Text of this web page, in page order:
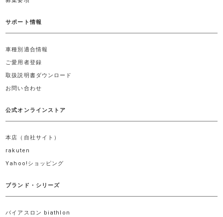
サポート情報
車種別適合情報
ご愛用者登録
取扱説明書ダウンロード
お問い合わせ
公式オンラインストア
本店（自社サイト）
rakuten
Yahoo!ショッピング
ブランド・シリーズ
バイアスロン biathlon